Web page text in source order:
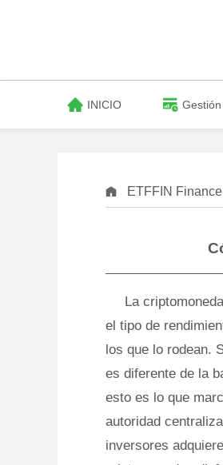
INICIO
ETFFIN Finance
La
el tipo de
los que lo rodean.
es diferente de la
esto es lo que
autoridad
inversores